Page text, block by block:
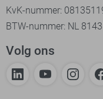
KvK-nummer:
BTW-nummer: NL
Volg ons